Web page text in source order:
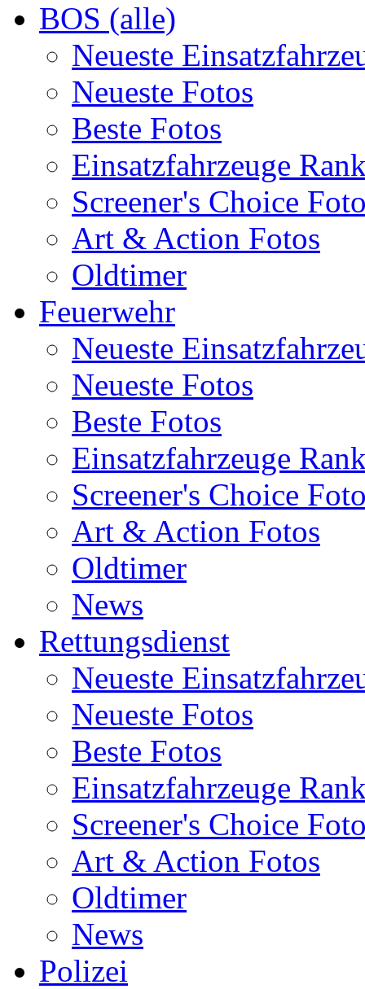
BOS (alle)
Neueste
Neueste Fotos
Beste Fotos
Einsatzfahrzeuge
Screener's Choice
Art & Action Fotos
Oldtimer
Feuerwehr
Neueste
Neueste Fotos
Beste Fotos
Einsatzfahrzeuge
Screener's Choice
Art & Action Fotos
Oldtimer
News
Rettungsdienst
Neueste
Neueste Fotos
Beste Fotos
Einsatzfahrzeuge
Screener's Choice
Art & Action Fotos
Oldtimer
News
Polizei